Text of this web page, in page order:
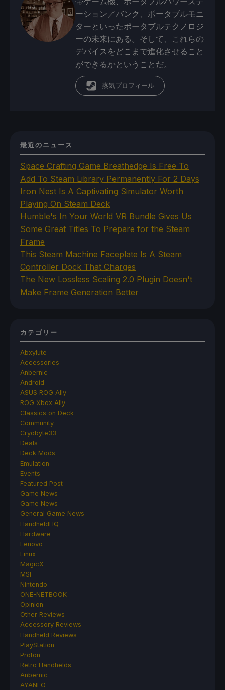
ーション／バンク、ポータブルモニ
ターといったポータブルテクノロジ
ーの未来にある。そして、これらの
デバイスをどこまで進化させること
ができるかということだ。
蒸気プロフィール
最近のニュース
Space Crafting Game Breathedge Is Free To
Add To Steam Library Permanently For 2 Days
Iron Nest Is A Captivating Simulator Worth
Playing On Steam Deck
Humble's In Your World VR Bundle Gives Us
Some Great Titles To Prepare for the Steam
Frame
This Steam Machine Faceplate Is A Steam
Controller Dock That Charges
The New Lossless Scaling 2.0 Plugin Doesn't
Make Frame Generation Better
カテゴリー
Abxylute
Accessories
Anbernic
Android
ASUS ROG Ally
ROG Xbox Ally
Classics on Deck
Community
Cryobyte33
Deals
Deck Mods
Emulation
Events
Featured Post
Game News
Game News
General Game News
HandheldHQ
Hardware
Lenovo
Linux
MagicX
MSI
Nintendo
ONE-NETBOOK
Opinion
Other Reviews
Accessory Reviews
Handheld Reviews
PlayStation
Proton
Retro Handhelds
Anbernic
AYANEO